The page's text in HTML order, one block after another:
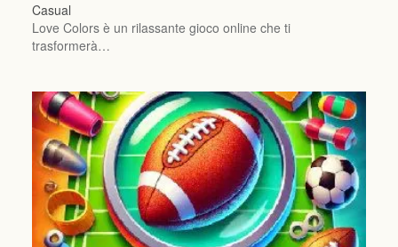
Casual
Love Colors è un rilassante gioco online che ti
trasformerà…